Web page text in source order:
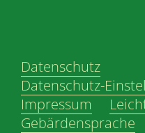
Datenschutz
Datenschutz-
Impressum
Gebärdensprache